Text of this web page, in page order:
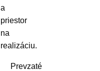
a
priestor
na
realizáciu.
Prevzaté